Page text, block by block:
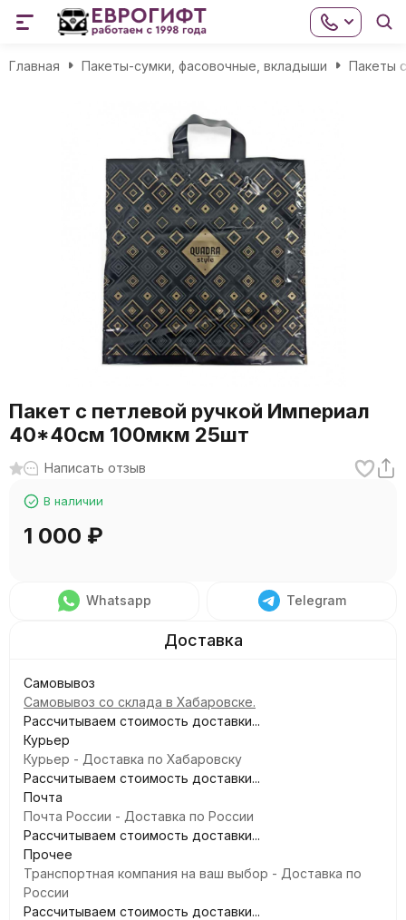
Главная Пакеты-сумки, фасовочные, вкладыши Пакеты
Пакет с петлевой ручкой Империал
40*40см 100мкм 25шт
Написать отзыв
В наличии
1 000 ₽
Whatsapp Telegram
Самовывоз
Самовывоз со склада в Хабаровске.
Рассчитываем стоимость доставки...
Курьер
Курьер - Доставка по Хабаровску
Рассчитываем стоимость доставки...
Почта
Почта России - Доставка по России
Рассчитываем стоимость доставки...
Прочее
Транспортная компания на ваш выбор - Доставка по
России
Рассчитываем стоимость доставки...